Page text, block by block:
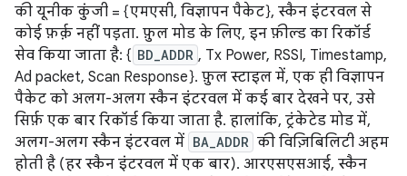
की यूनीक कुंजी = {एमएसी, विज्ञापन पैकेट}, स्कैन इंटरवल से
कोई फ़र्क़ नहीं पड़ता. फ़ुल मोड के लिए, इन फ़ील्ड का रिकॉर्ड
सेव किया जाता है: { BD_ADDR , Tx Power, RSSI, Timestamp,
Ad packet, Scan Response}. फ़ुल स्टाइल में, एक ही विज्ञापन
पैकेट को अलग-अलग स्कैन इंटरवल में कई बार देखने पर, उसे
सिर्फ़ एक बार रिकॉर्ड किया जाता है. हालांकि, ट्रंकेटेड मोड में,
अलग-अलग स्कैन इंटरवल में BA_ADDR की विज़िबिलिटी अहम
होती है (हर स्कैन इंटरवल में एक बार). आरएसएसआई, स्कैन